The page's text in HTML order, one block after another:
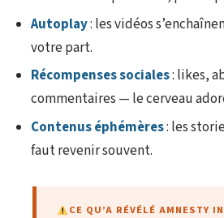
Autoplay: les vidéos
votre part.
Récompenses sociales: likes,
commentaires — le cerveau
Contenus éphémères: les
faut revenir souvent.
CE QU’A RÉVÉLÉ AMNESTY